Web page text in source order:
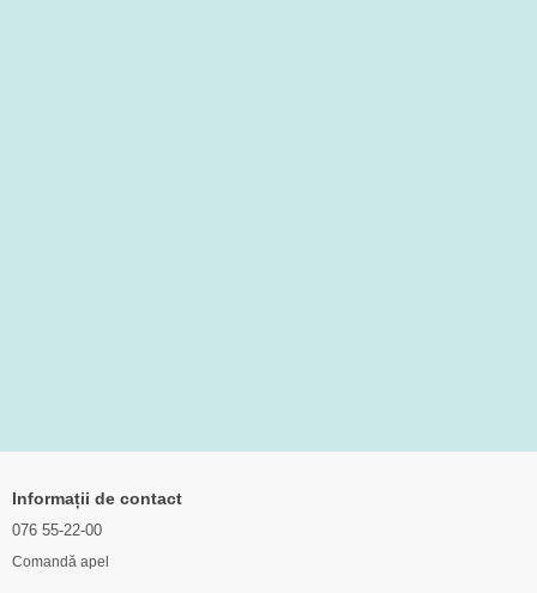
Informații de contact
076 55-22-00
Comandă apel